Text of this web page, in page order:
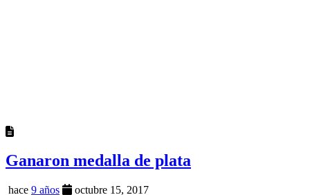
Ganaron medalla de plata
hace 9 años octubre 15, 2017